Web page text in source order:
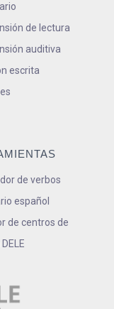
de lectura
auditiva
escrita
de verbos
español
de centros de